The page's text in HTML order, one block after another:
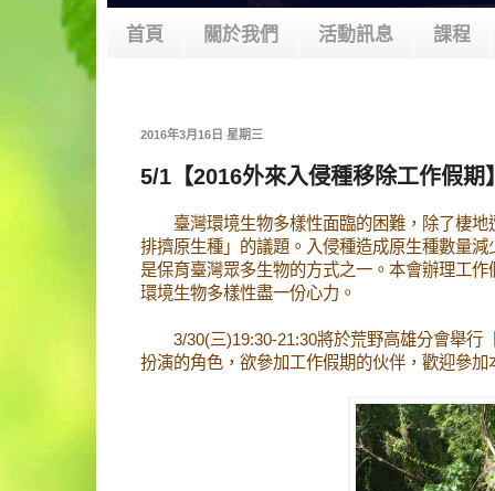
首頁 關於我們 活動訊息 課程
2016年3月16日 星期三
5/1【2016外來入侵種移除工作假期
臺灣環境生物多樣性面臨的困難，除了棲地
排擠原生種」的議題。入侵種造成原生種數量
是保育臺灣眾多生物的方式之一。本會辦理工
環境生物多樣性盡一份心力。
3/30(三)19:30-21:30將於荒野高雄分會舉行
扮演的角色，欲參加工作假期的伙伴，歡迎參加